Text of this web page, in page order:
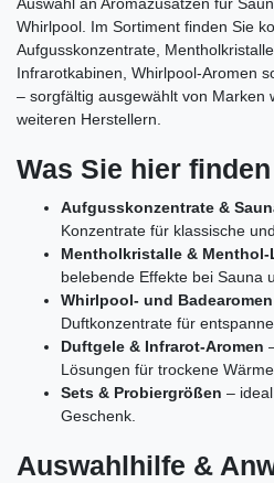
Auswahl an Aromazusätzen für
Whirlpool. Im Sortiment finden Sie
Aufgusskonzentrate,
Infrarotkabinen, Whirlpool‑Aromen
– sorgfältig ausgewählt von Marken
weiteren Herstellern.
Was Sie hier finden
Aufgusskonzentrate &
Konzentrate für klassische
Mentholkristalle &
belebende Effekte bei Sauna
Whirlpool‑ und Badearomen
Duftkonzentrate für
Duftgele & Infrarot‑Aromen
Lösungen für trockene
Sets & Probiergrößen –
Geschenk.
Auswahlhilfe &